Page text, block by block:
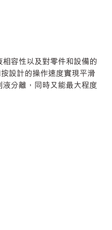
容性以及對零件和設備的
設計的操作速度實現平滑
分離，同時又能最大程度